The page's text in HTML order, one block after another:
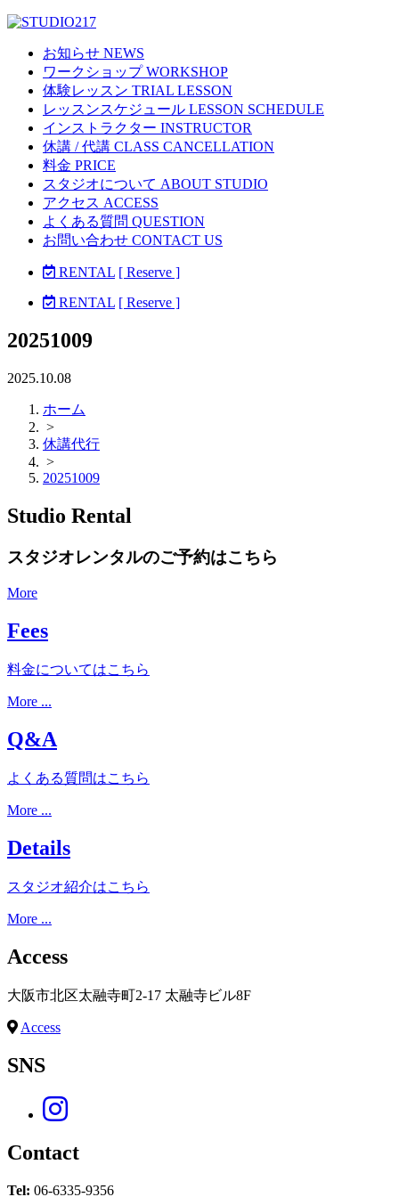
お知らせ NEWS
ワークショップ WORKSHOP
体験レッスン TRIAL LESSON
レッスンスケジュール LESSON SCHEDULE
インストラクター INSTRUCTOR
休講 / 代講 CLASS CANCELLATION
料金 PRICE
スタジオについて ABOUT STUDIO
アクセス ACCESS
よくある質問 QUESTION
お問い合わせ CONTACT US
RENTAL [ Reserve ]
RENTAL [ Reserve ]
20251009
2025.10.08
ホーム
>
休講代行
>
20251009
Studio Rental
スタジオレンタルのご予約はこちら
More
Fees
料金についてはこちら
More ...
Q&A
よくある質問はこちら
More ...
Details
スタジオ紹介はこちら
More ...
Access
大阪市北区太融寺町2-17 太融寺ビル8F
Access
SNS
Contact
Tel: 06-6335-9356